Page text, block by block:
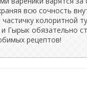
всю сочность
колоритной
Гырык обязательно
рецептов!